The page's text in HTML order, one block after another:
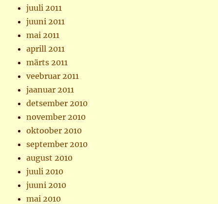
juuli 2011
juuni 2011
mai 2011
aprill 2011
märts 2011
veebruar 2011
jaanuar 2011
detsember 2010
november 2010
oktoober 2010
september 2010
august 2010
juuli 2010
juuni 2010
mai 2010